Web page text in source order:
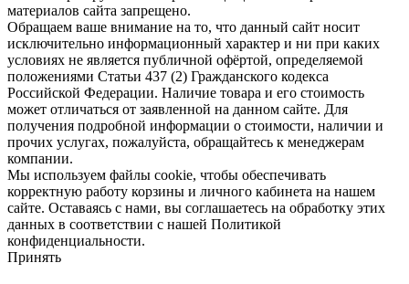
материалов сайта запрещено.
Обращаем ваше внимание на то, что данный сайт носит
исключительно информационный характер и ни при каких
условиях не является публичной офёртой, определяемой
положениями Статьи 437 (2) Гражданского кодекса
Российской Федерации. Наличие товара и его стоимость
может отличаться от заявленной на данном сайте. Для
получения подробной информации о стоимости, наличии и
прочих услугах, пожалуйста, обращайтесь к менеджерам
компании.
Мы используем файлы cookie, чтобы обеспечивать
корректную работу корзины и личного кабинета на нашем
сайте. Оставаясь с нами, вы соглашаетесь на обработку этих
данных в соответствии с нашей Политикой
конфиденциальности.
Принять